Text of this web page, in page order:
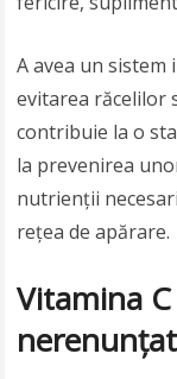
A avea un
evitarea răcelilor
contribuie la o
la prevenirea
nutrienții
rețea de apărare.
Vitamina
nerenunțat